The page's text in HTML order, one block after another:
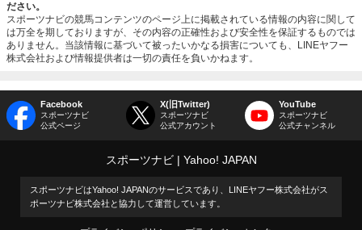
ださい。
スポーツナビの競馬コンテンツのページ上に掲載されている情報の内容に関して
は万全を期しておりますが、その内容の正確性および安全性を保証するものでは
ありません。当該情報に基づいて被ったいかなる損害についても、LINEヤフー
株式会社および情報提供者は一切の責任を負いかねます。
Facebook
スポーツナビ
公式ページ
X(旧Twitter)
スポーツナビ
公式アカウント
YouTube
スポーツナビ
公式チャンネル
スポーツナビ Yahoo! JAPAN
スポーツナビはYahoo! JAPANのサービスであり、LINEヤフー株式会社がス
ポーツナビ株式会社と協力して運営しています。